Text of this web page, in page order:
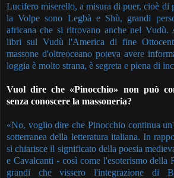
Lucifero miserello, a misura di puer, cioè di
la Volpe sono Legbà e Shù, grandi
africana che si ritrovano anche nel
libri sul Vudù l'America di fine
massone d'oltreoceano poteva avere
loggia è molto strana, è segreta e piena di
Vuol dire che «Pinocchio» non può
senza conoscere la massoneria?
«No, voglio dire che Pinocchio continua
sotterranea della letteratura italiana. In
si chiarisce il significato della poesia
e Cavalcanti - così come l'esoterismo della
grandi che vissero l'integrazione di